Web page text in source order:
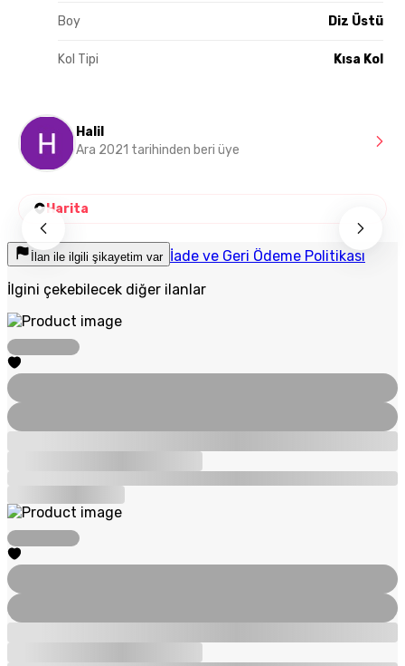
Boy Diz Üstü
Kol Tipi Kısa Kol
Halil
Ara 2021 tarihinden beri üye
Harita
İlan ile ilgili şikayetim var İade ve Geri Ödeme Politikası
İlgini çekebilecek diğer ilanlar